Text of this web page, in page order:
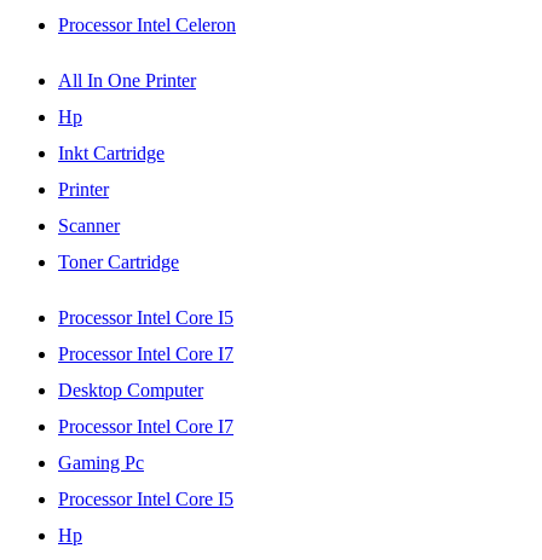
Processor Intel Celeron
All In One Printer
Hp
Inkt Cartridge
Printer
Scanner
Toner Cartridge
Processor Intel Core I5
Processor Intel Core I7
Desktop Computer
Processor Intel Core I7
Gaming Pc
Processor Intel Core I5
Hp